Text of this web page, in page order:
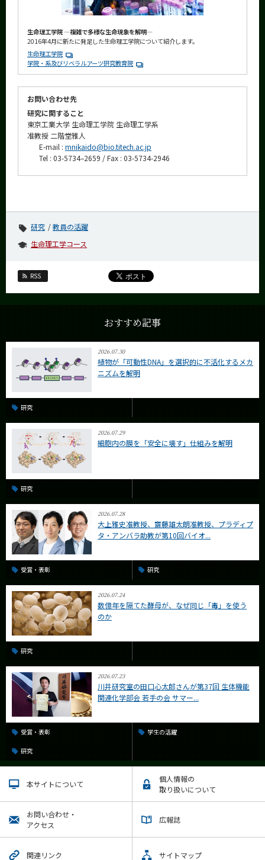
生命理工学院 ―複雑で多様な生命現象を解明―
2016年4月に新たに発足した生命理工学院について紹介します。
生命理工学院
学院・系及びリベラルアーツ研究教育院
お問い合わせ先
研究に関すること
東京工業大学 生命理工学院 生命理工学系
准教授 二階堂雅人
E-mail : mnikaido@bio.titech.ac.jp
Tel : 03-5734–2659 / Fax : 03-5734-2946
研究
教員の活躍
生命理工学コース
RSS
おすすめ記事
2026.07.30
植物が「可動性DNA」を選択的に不活化するメカ
ニズムを解明
研究
2026.07.29
細胞内の膜を「安全に壊す」仕組みを解明
研究
2026.07.28
大上雅史准教授、齋藤雄太朗准教授、プラディプ
タ・アンバラ助教が第10回バイオ...
受賞・表彰 研究
2026.07.24
数億年を隔てた酵母が、なぜ同じ「毒」を使う
のか
研究
2026.07.23
川井研究室の田口心太郎さんが第37回 生体機能
関連化学部会 若手の会 サマー...
受賞・表彰 学生の活躍
研究
本サイトについて
個人情報の
取り扱いについて
お問い合わせ・
アクセス
広報誌
関連リンク サイトマップ